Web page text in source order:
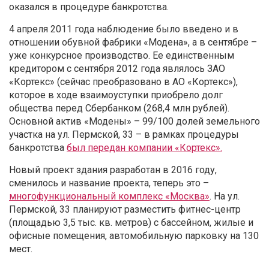
оказался в процедуре банкротства.
4 апреля 2011 года наблюдение было введено и в
отношении обувной фабрики «Модена», а в сентябре –
уже конкурсное производство. Ее единственным
кредитором с сентября 2012 года являлось ЗАО
«Кортекс» (сейчас преобразовано в АО «Кортекс»),
которое в ходе взаимоуступки приобрело долг
общества перед Сбербанком (268,4 млн рублей).
Основной актив «Модены» – 99/100 долей земельного
участка на ул. Пермской, 33 – в рамках процедуры
банкротства был передан компании «Кортекс».
Новый проект здания разработан в 2016 году,
сменилось и название проекта, теперь это –
многофункциональный комплекс «Москва». На ул.
Пермской, 33 планируют разместить фитнес-центр
(площадью 3,5 тыс. кв. метров) с бассейном, жилые и
офисные помещения, автомобильную парковку на 130
мест.